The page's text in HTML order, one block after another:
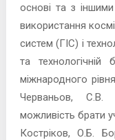
основі та з
використання
систем (ГІС) і
та технологічній
міжнародного
Черваньов, С.В.
можливість брати
Костріков, О.Б.